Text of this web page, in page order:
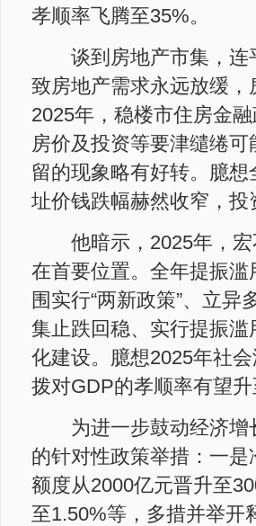
孝顺率飞腾至35%。
谈到房地产市集，连
致房地产需求永远放缓
2025年，稳楼市住房金
房价及投资等要津缱绻
留的现象略有好转。臆
址价钱跌幅赫然收窄，
他暗示，2025年，宏
在首要位置。全年提振
围实行“两新政策”、立
集止跌回稳、实行提振
化建设。臆想2025年社
拨对GDP的孝顺率有望升
为进一步鼓动经济增
的针对性政策举措：一
额度从2000亿元晋升至
至1.50%等，多措并举开